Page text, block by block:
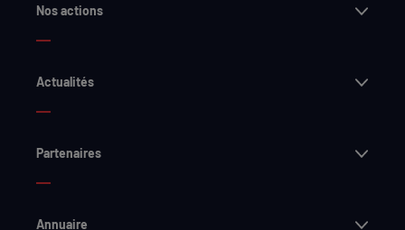
Nos actions
Actualités
Partenaires
Annuaire